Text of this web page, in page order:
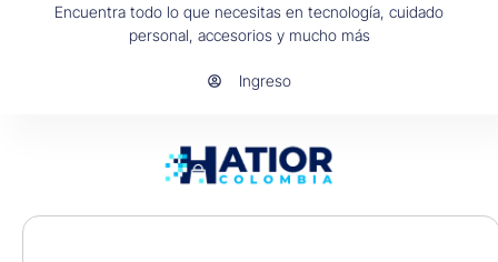
Encuentra todo lo que necesitas en tecnología, cuidado
personal, accesorios y mucho más
Ingreso